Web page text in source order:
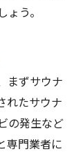
う。
まずサウナ
れたサウナ
の発生など
専門業者に